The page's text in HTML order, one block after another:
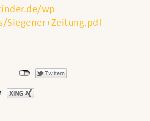
wp-
Siegener+Zeitung.pdf